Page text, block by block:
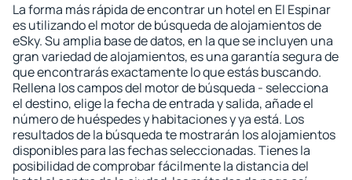
La forma más rápida de encontrar un hotel en El Espinar
es utilizando el motor de búsqueda de alojamientos de
eSky. Su amplia base de datos, en la que se incluyen una
gran variedad de alojamientos, es una garantía segura de
que encontrarás exactamente lo que estás buscando.
Rellena los campos del motor de búsqueda - selecciona
el destino, elige la fecha de entrada y salida, añade el
número de huéspedes y habitaciones y ya está. Los
resultados de la búsqueda te mostrarán los alojamientos
disponibles para las fechas seleccionadas. Tienes la
posibilidad de comprobar fácilmente la distancia del